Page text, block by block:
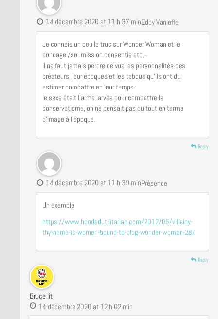
Eddy Vanleffe
14 décembre 2020 at 11 h 37 min
Je connais un peu le truc sur Wonder Woman et le
bondage /soumission consentie etc…
il ne faut jamais perdre de vue les personnalités des
créateurs, leur époques et les tabous qu’ils ont du
estimer combattre en leur temps.
le sexe était l’arme larvée pour combattre le
conservatisme, on ne pensait pas du tout en terme
d’image à l’époque.
Reply
Présence
14 décembre 2020 at 11 h 39 min
Un exemple
https://www.hoodedutilitarian.com/2012/05/villainy-
thy-name-is-women-bound-to-blog-wonder-woman-28/
Reply
Bruce lit
14 décembre 2020 at 12 h 02 min